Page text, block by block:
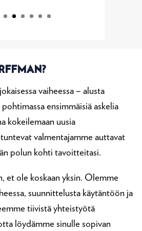
vaiheessa – alusta
ensimmäisiä askelia
kokeilemaan uusia
valmentajamme auttavat
polun kohti tavoitteitasi.
et ole koskaan yksin. Olemme
suunnittelusta käytäntöön ja
tiivistä yhteistyötä
löydämme sinulle sopivan